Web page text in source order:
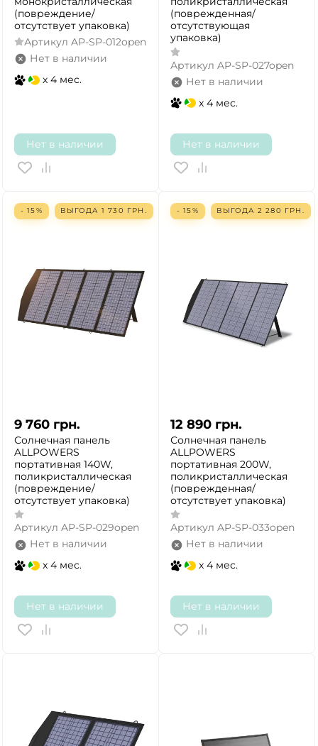
(повреждение/
отсутствует упаковка)
Артикул AP-SP-012open
Нет в наличии
x 4 мес.
Нет в наличии
(поврежденная/
отсутствующая
упаковка)
Артикул AP-SP-027open
Нет в наличии
x 4 мес.
Нет в наличии
- 15% ВЫГОДА 1 730 ГРН.
9 760 грн.
Солнечная панель
ALLPOWERS
портативная 140W,
поликристаллическая
(повреждение/
отсутствует упаковка)
Артикул AP-SP-029open
Нет в наличии
x 4 мес.
Нет в наличии
- 15% ВЫГОДА 2 280 ГРН.
12 890 грн.
Солнечная панель
ALLPOWERS
портативная 200W,
поликристаллическая
(поврежденная/
отсутствует упаковка)
Артикул AP-SP-033open
Нет в наличии
x 4 мес.
Нет в наличии
ДА